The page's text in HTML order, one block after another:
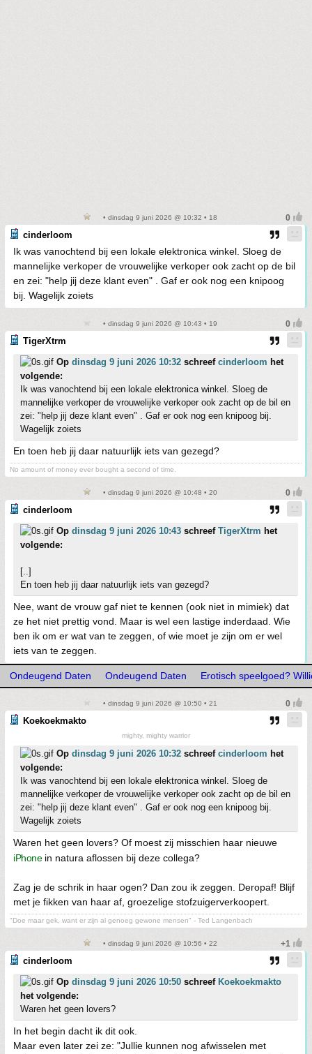
• dinsdag 9 juni 2026 @ 10:32 • 18
cinderloom
Ik was vanochtend bij een lokale elektronica winkel. Sloeg de
mannelijke verkoper de vrouwelijke verkoper ook zacht op de bil
en zei: "help jij deze klant even" . Gaf er ook nog een knipoog
bij. Wagelijk zoiets
• dinsdag 9 juni 2026 @ 10:43 • 19
TigerXtrm
Op dinsdag 9 juni 2026 10:32 schreef cinderloom het
volgende:
Ik was vanochtend bij een lokale elektronica winkel. Sloeg de
mannelijke verkoper de vrouwelijke verkoper ook zacht op de bil en
zei: "help jij deze klant even" . Gaf er ook nog een knipoog bij.
Wagelijk zoiets
En toen heb jij daar natuurlijk iets van gezegd?
No amount of money ever bought a second of time.
• dinsdag 9 juni 2026 @ 10:48 • 20
cinderloom
Op dinsdag 9 juni 2026 10:43 schreef TigerXtrm het
volgende:
[..]
En toen heb jij daar natuurlijk iets van gezegd?
Nee, want de vrouw gaf niet te kennen (ook niet in mimiek) dat
ze het niet prettig vond. Maar is wel een lastige inderdaad. Wie
ben ik om er wat van te zeggen, of wie moet je zijn om er wel
iets van te zeggen.
Ondeugend Daten Ondeugend Daten Erotisch speelgoed?
• dinsdag 9 juni 2026 @ 10:50 • 21
Koekoekmakto
mighty, mighty warrior
Op dinsdag 9 juni 2026 10:32 schreef cinderloom het
volgende:
Ik was vanochtend bij een lokale elektronica winkel. Sloeg de
mannelijke verkoper de vrouwelijke verkoper ook zacht op de bil en
zei: "help jij deze klant even" . Gaf er ook nog een knipoog bij.
Wagelijk zoiets
Waren het geen lovers? Of moest zij misschien haar nieuwe
iPhonein natura aflossen bij deze collega?
Zag je de schrik in haar ogen? Dan zou ik zeggen. Deropaf! Blijf
met je fikken van haar af, groezelige stofzuigerverkoopert.
"Doe maar gek, want er zijn al genoeg gewone mensen" - Ted Langenbach
• dinsdag 9 juni 2026 @ 10:56 • 22
cinderloom
Op dinsdag 9 juni 2026 10:50 schreef Koekoekmakto
het volgende:
Waren het geen lovers?
In het begin dacht ik dit ook.
Maar even later zei ze: "Jullie kunnen nog afwisselen met